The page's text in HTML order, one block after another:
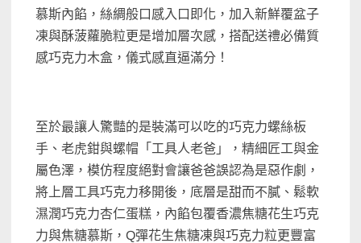
慕斯內餡，絲綢般口感入口即化，加入新鮮覆盆子
凍與酥菠蘿脆粒更是增加層次感，搭配送禮必備質
感巧克力木盒，儀式感直逼滿分！
至於最讓人驚豔的是裝滿可以吃的巧克力螺絲板
手、老虎鉗與螺帽「工具人老爸」，精細匠工與金
屬色澤，模仿程度絕對會讓爸爸誤認為是惡作劇，
將上層工具巧克力移開後，底層是甜而不膩、鬆軟
濕潤巧克力杏仁蛋糕，內餡包覆香濃焦糖花生巧克
力與焦糖慕斯，Q彈花生焦糖凍與巧克力粒更豐富